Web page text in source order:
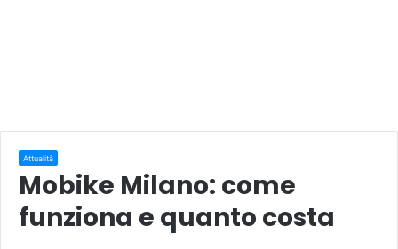
Attualità
Mobike Milano: come
funziona e quanto costa